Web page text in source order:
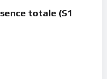
totale (S1